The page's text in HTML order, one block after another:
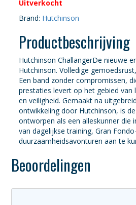
Uitverkocht
Brand: Hutchinson
Productbeschrijving
Hutchinson ChallangerDe nieuwe
Hutchinson. Volledige
Een band zonder compromissen,
prestaties levert op het gebied
en veiligheid. Gemaakt na
ontwikkeling door Hutchinson, is
ontworpen als een alleskunner die
van dagelijkse training, Gran
duurzaamheidsavonturen aan te
Beoordelingen